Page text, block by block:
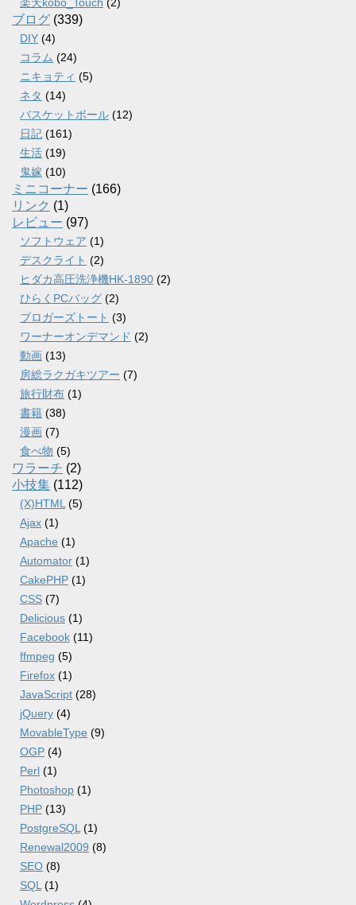
ブログ (339)
DIY (4)
コラム (24)
ニキョティ (5)
ネタ (14)
バスケットボール (12)
日記 (161)
生活 (19)
鬼嫁 (10)
ミニコーナー (166)
リンク (1)
レビュー (97)
ソフトウェア (1)
デスクライト (2)
ヒダカ高圧洗浄機HK-1890 (2)
ひらくPCバッグ (2)
ブロガーズトート (3)
ワーナーオンデマンド (2)
動画 (13)
房総ラクガキツアー (7)
旅行財布 (1)
書籍 (38)
漫画 (7)
食べ物 (5)
ワラーチ (2)
小技集 (112)
(X)HTML (5)
Ajax (1)
Apache (1)
Automator (1)
CakePHP (1)
CSS (7)
Delicious (1)
Facebook (11)
ffmpeg (5)
Firefox (1)
JavaScript (28)
jQuery (4)
MovableType (9)
OGP (4)
Perl (1)
Photoshop (1)
PHP (13)
PostgreSQL (1)
Renewal2009 (8)
SEO (8)
SQL (1)